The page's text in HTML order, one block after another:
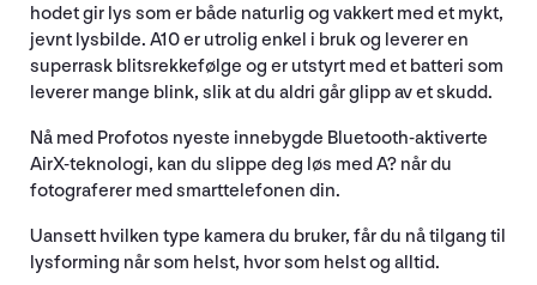
hodet gir lys som er både naturlig og vakkert med et mykt,
jevnt lysbilde. A10 er utrolig enkel i bruk og leverer en
superrask blitsrekkefølge og er utstyrt med et batteri som
leverer mange blink, slik at du aldri går glipp av et skudd.
Nå med Profotos nyeste innebygde Bluetooth-aktiverte
AirX-teknologi, kan du slippe deg løs med A? når du
fotograferer med smarttelefonen din.
Uansett hvilken type kamera du bruker, får du nå tilgang til
lysforming når som helst, hvor som helst og alltid.